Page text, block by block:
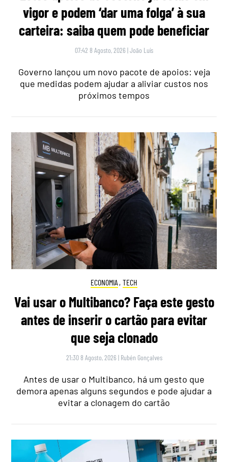
vigor e podem ‘dar uma folga’ à sua
carteira: saiba quem pode beneficiar
07:42 8 Agosto, 2026 |João Luís
Governo lançou um novo pacote de apoios: veja
que medidas podem ajudar a aliviar custos nos
próximos tempos
ECONOMIA , TECH
Vai usar o Multibanco? Faça este gesto
antes de inserir o cartão para evitar
que seja clonado
21:30 8 Agosto, 2026 | Rubén Gonçalves
Antes de usar o Multibanco, há um gesto que
demora apenas alguns segundos e pode ajudar a
evitar a clonagem do cartão